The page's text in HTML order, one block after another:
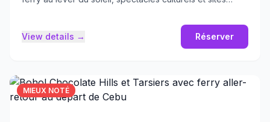
View details → Réserver
MIEUX NOTÉ